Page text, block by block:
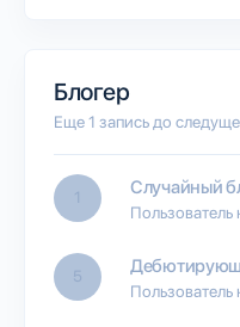
Блогер
Еще 1 запись до
1 Случайный
Пользователь
5
Пользователь